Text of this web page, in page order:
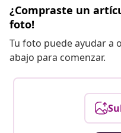
¿Compraste un
foto!
Tu foto puede ayudar a
abajo para comenzar.